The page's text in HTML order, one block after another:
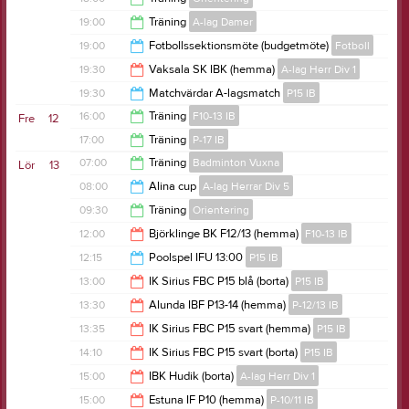
18:45
19:00
19:00 Träning A-lag Damer
20:30
19:00 Fotbollssektionsmöte (budgetmöte) Fotboll
20:30
19:30 Vaksala SK IBK (hemma) A-lag Herr Div 1
21:30
19:30 Matchvärdar A-lagsmatch P15 IB
22:00
12
Fre 16:00 Träning F10-13 IB
17:00
17:00 Träning P-17 IB
18:00
13
Lör 07:00 Träning Badminton Vuxna
09:00
08:00 Alina cup A-lag Herrar Div 5
20:00
09:30 Träning Orientering
14:00
12:00 Björklinge BK F12/13 (hemma) F10-13 IB
14:00
12:15 Poolspel IFU 13:00 P15 IB
16:15
13:00 IK Sirius FBC P15 blå (borta) P15 IB
15:00
13:30 Alunda IBF P13-14 (hemma) P-12/13 IB
15:30
13:35 IK Sirius FBC P15 svart (hemma) P15 IB
15:35
14:10 IK Sirius FBC P15 svart (borta) P15 IB
16:10
15:00 IBK Hudik (borta) A-lag Herr Div 1
15:00
Estuna IF P10 (hemma) P-10/11 IB